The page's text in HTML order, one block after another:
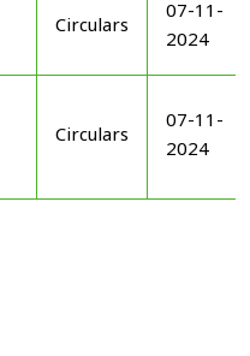
Circulars
07-11-
2024
Circulars
07-11-
2024